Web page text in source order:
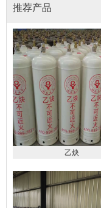
推荐产品
乙炔